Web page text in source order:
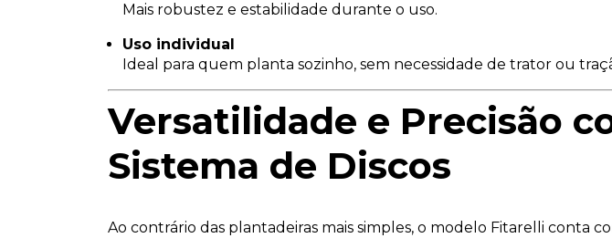
Mais robustez e estabilidade durante o uso.
Uso individual
Ideal para quem planta sozinho, sem necessidade de trator ou
Versatilidade e Precisão
Sistema de Discos
Ao contrário das plantadeiras mais simples, o modelo Fitarelli conta